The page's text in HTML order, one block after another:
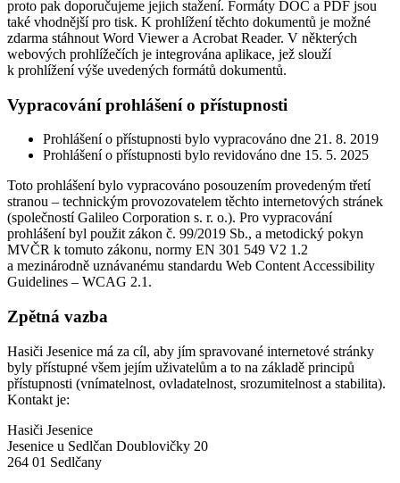
proto pak doporučujeme jejich stažení. Formáty DOC a PDF jsou
také vhodnější pro tisk. K prohlížení těchto dokumentů je možné
zdarma stáhnout Word Viewer a Acrobat Reader. V některých
webových prohlížečích je integrována aplikace, jež slouží
k prohlížení výše uvedených formátů dokumentů.
Vypracování prohlášení o přístupnosti
Prohlášení o přístupnosti bylo vypracováno dne 21. 8. 2019
Prohlášení o přístupnosti bylo revidováno dne 15. 5. 2025
Toto prohlášení bylo vypracováno posouzením provedeným třetí
stranou – technickým provozovatelem těchto internetových stránek
(společností Galileo Corporation s. r. o.). Pro vypracování
prohlášení byl použit zákon č. 99/2019 Sb., a metodický pokyn
MVČR k tomuto zákonu, normy EN 301 549 V2 1.2
a mezinárodně uznávanému standardu Web Content Accessibility
Guidelines – WCAG 2.1.
Zpětná vazba
Hasiči Jesenice má za cíl, aby jím spravované internetové stránky
byly přístupné všem jejím uživatelům a to na základě principů
přístupnosti (vnímatelnost, ovladatelnost, srozumitelnost a stabilita).
Kontakt je:
Hasiči Jesenice
Jesenice u Sedlčan Doublovičky 20
264 01 Sedlčany